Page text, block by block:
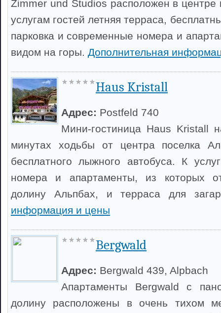
Zimmer und Studios расположен в
услугам гостей летняя терраса,
парковка и современные номера и
видом на горы. Дополнительная
Haus Kristall
Адрес: Postfeld 740
Мини-гостиница Haus Kristall
минутах ходьбы от центра поселка
бесплатного лыжного автобуса. К
номера и апартаменты, из которых
долину Альпбах, и терраса для
информация и цены
Bergwald
Адрес: Bergwald 439, Alpbach
Апартаменты Bergwald с
долину расположены в очень тихом